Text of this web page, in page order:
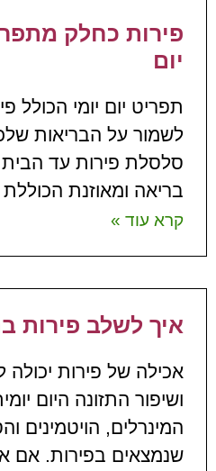
פירות כחלק
יום
תפריט יום יומי הכולל
לשמור על הבריאות
סלסלת פירות עד
בריאה ומאוזנת הכוללת
קרא עוד »
איך לשלב פירות
אכילה של פירות יכולה
ושיפור התזונה היום
המינרלים, הויטמינים
שנמצאים בפירות.